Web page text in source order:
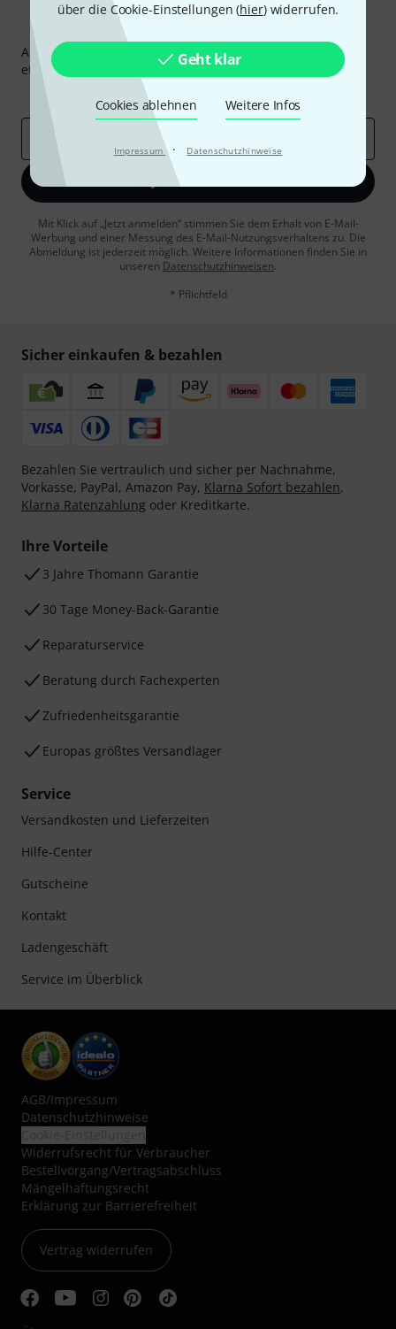
über die Cookie-Einstellungen (hier) widerrufen.
Geht klar
Cookies ablehnen Weitere Infos
Impressum · Datenschutzhinweise
Thomann Newsletter
Abonniere den Thomann Newsletter und gewinne mit
etwas Glück einen von
50 Gutscheinen 50€
Inspirierende Beiträge
Jetzt anmelden
Mit Klick auf „Jetzt anmelden“ stimmen Sie dem Erhalt von E-Mail-
Werbung und einer Messung des E-Mail-Nutzungsverhaltens zu. Die
Abmeldung ist jederzeit möglich. Weitere Informationen finden Sie in
unseren Datenschutzhinweisen.
* Pflichtfeld
Sicher einkaufen & bezahlen
Bezahlen Sie vertraulich und sicher per Nachnahme,
Vorkasse, PayPal, Amazon Pay, Klarna Sofort bezahlen,
Klarna Ratenzahlung oder Kreditkarte.
Ihre Vorteile
3 Jahre Thomann Garantie
30 Tage Money-Back-Garantie
Reparaturservice
Beratung durch Fachexperten
Zufriedenheitsgarantie
Europas größtes Versandlager
Service
Versandkosten und Lieferzeiten
Hilfe-Center
Gutscheine
Kontakt
Ladengeschäft
Service im Überblick
AGB/Impressum
Datenschutzhinweise
Widerrufsrecht für Verbraucher
Bestellvorgang/Vertragsabschluss
Mängelhaftungsrecht
Erklärung zur Barrierefreiheit
Vertrag widerrufen